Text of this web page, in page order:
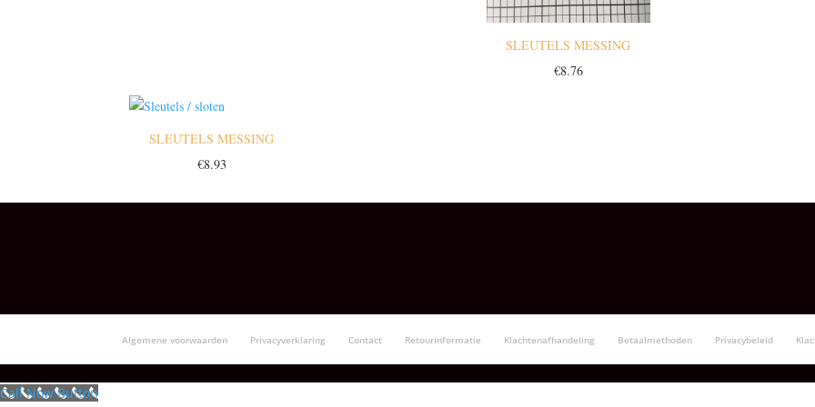
SLEUTELS MESSING
€8.76
SLEUTELS MESSING
€8.93
Algemene voorwaarden Privacyverklaring Contact Retourinformatie Klachtenafhandeling Betaalmethoden Privacybeleid
Call Now Button